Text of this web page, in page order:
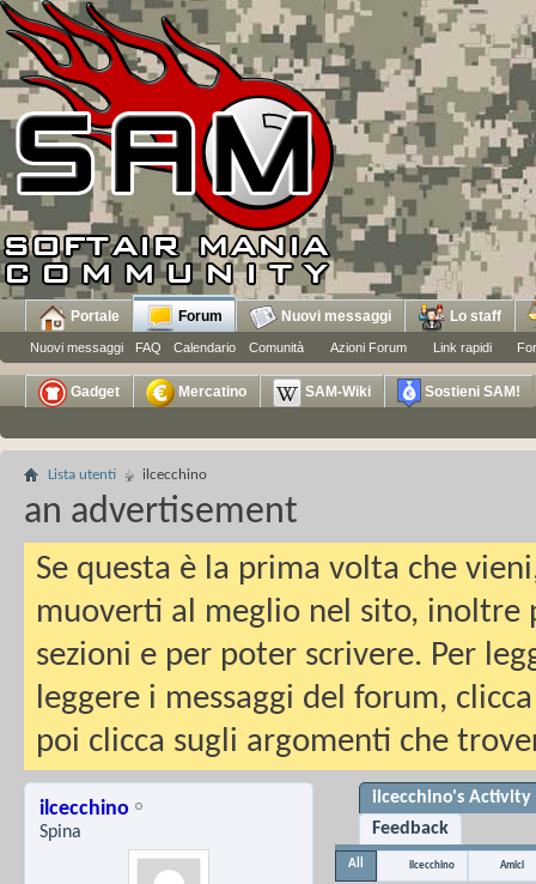
Portale Forum
Nuovi messaggi FAQ Calendario Comunità Azioni Forum Link rapidi
Nuovi messaggi Lo staff
Gadget Mercatino SAM-Wiki Sostieni SAM!
Lista utenti ilcecchino
an advertisement
Se questa è la prima volta che
muoverti al meglio nel sito, inoltre
sezioni e per poter scrivere. Per
leggere i messaggi del forum,
poi clicca sugli argomenti che
ilcecchino
Spina
ilcecchino's Activity
Feedback
All ilcecchino Amici